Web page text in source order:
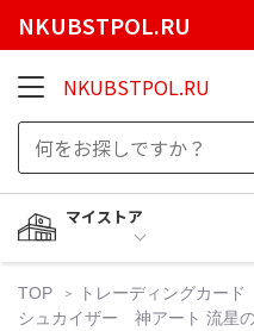
NKUBSTPOL.RU
NKUBSTPOL.RU
マイストア
TOP トレーディングカード
シュカイザー 神アート 流星